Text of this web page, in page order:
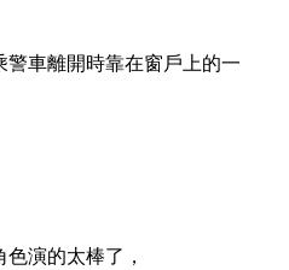
車離開時靠在窗戶上的一
演的太棒了，